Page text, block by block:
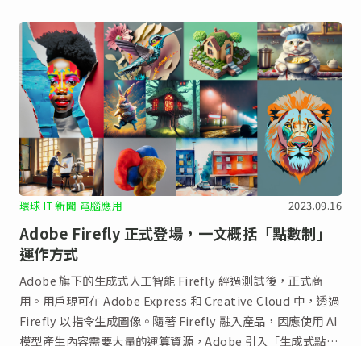
環球 IT 新聞 電腦應用 2023.09.16
Adobe Firefly 正式登場，一文概括「點數制」
運作方式
Adobe 旗下的生成式人工智能 Firefly 經過測試後，正式商
用。用戶現可在 Adobe Express 和 Creative Cloud 中，透過
Firefly 以指令生成圖像。隨著 Firefly 融入產品，因應使用 AI
模型產生內容需要大量的運算資源，Adobe 引入「生成式點